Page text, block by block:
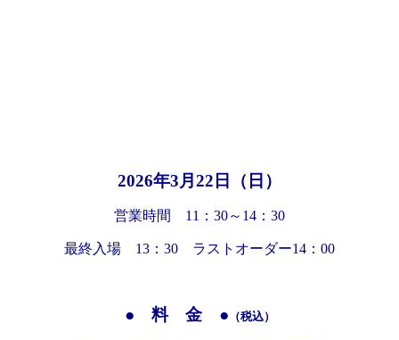
2026年3月22日（日）
営業時間 11：30～14：30
最終入場 13：30 ラストオーダー14：00
● 料 金 ● （税込）